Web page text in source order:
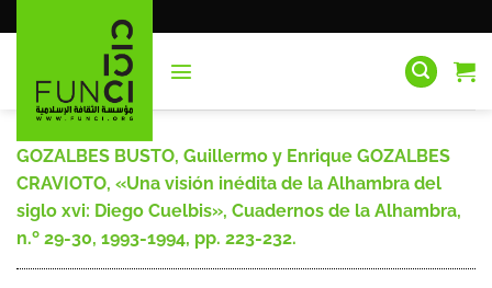
al
GOZALBES BUSTO, Guillermo y Enrique GOZALBES
CRAVIOTO, «Una visión inédita de la Alhambra del
siglo xvi: Diego Cuelbis», Cuadernos de la Alhambra,
n.º 29-30, 1993-1994, pp. 223-232.